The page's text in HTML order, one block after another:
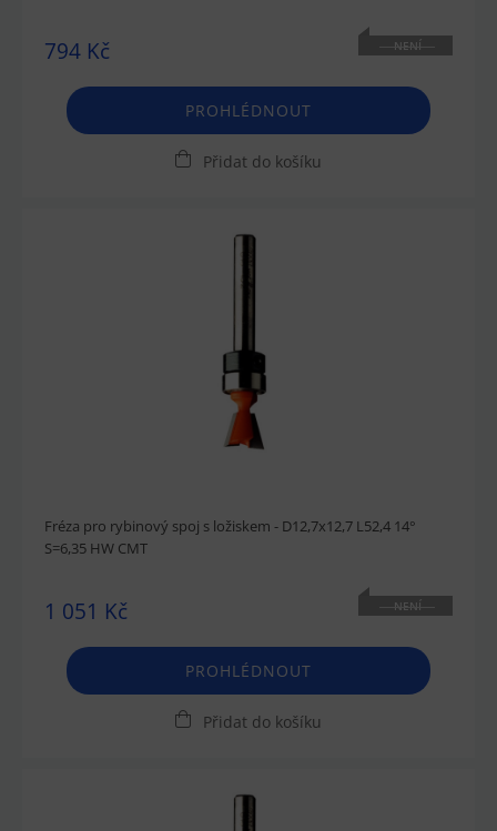
794 Kč
NENÍ
PROHLÉDNOUT
Přidat do košíku
Fréza pro rybinový spoj s ložiskem - D12,7x12,7 L52,4 14°
S=6,35 HW CMT
1 051 Kč
NENÍ
PROHLÉDNOUT
Přidat do košíku